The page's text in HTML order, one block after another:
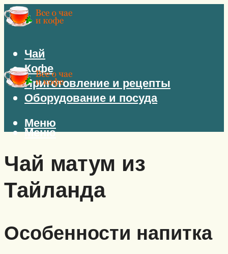
Чай
Кофе
Приготовление и рецепты
Оборудование и посуда
Меню
Меню
Чай матум из
Тайланда
Особенности напитка